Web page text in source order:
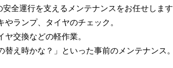
全運行を支えるメンテナンスをお任せします
ランプ、タイヤのチェック。
換などの軽作業。
かな？」といった事前のメンテナンス。